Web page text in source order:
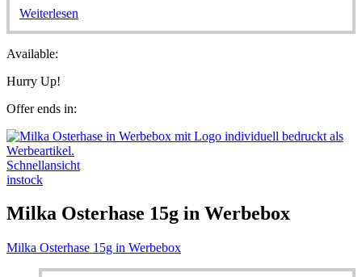
Weiterlesen
Available:
Hurry Up!
Offer ends in:
Schnellansicht
instock
Milka Osterhase 15g in Werbebox
Milka Osterhase 15g in Werbebox